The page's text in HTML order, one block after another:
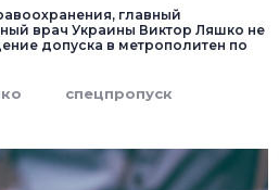
главный
врач Украины Виктор Ляшко не
допуска в метрополитен по
спецпропуск